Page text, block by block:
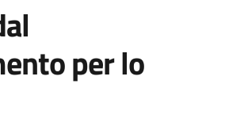
per lo